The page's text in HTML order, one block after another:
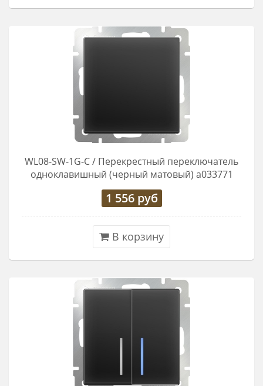
WL08-SW-1G-C / Перекрестный переключатель
одноклавишный (черный матовый) a033771
1 556руб
В корзину